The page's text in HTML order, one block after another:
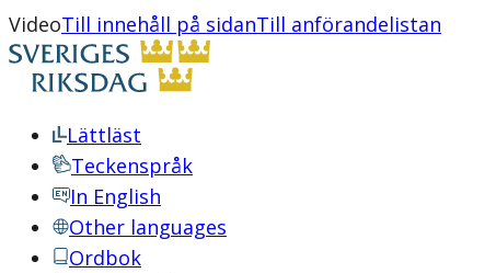
VideoTill innehåll på sidanTill anförandelistan
Lättläst
Teckenspråk
In English
Other languages
Ordbok